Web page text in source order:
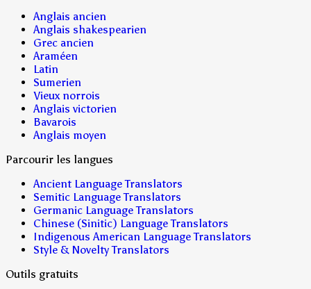
Anglais ancien
Anglais shakespearien
Grec ancien
Araméen
Latin
Sumerien
Vieux norrois
Anglais victorien
Bavarois
Anglais moyen
Parcourir les langues
Ancient Language Translators
Semitic Language Translators
Germanic Language Translators
Chinese (Sinitic) Language Translators
Indigenous American Language Translators
Style & Novelty Translators
Outils gratuits